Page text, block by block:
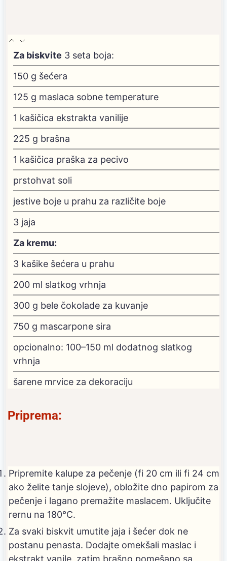
Za biskvite 3 seta boja:
150 g šećera
125 g maslaca sobne temperature
1 kašičica ekstrakta vanilije
225 g brašna
1 kašičica praška za pecivo
prstohvat soli
jestive boje u prahu za različite boje
3 jaja
Za kremu:
3 kašike šećera u prahu
200 ml slatkog vrhnja
300 g bele čokolade za kuvanje
750 g mascarpone sira
opcionalno: 100–150 ml dodatnog slatkog
vrhnja
šarene mrvice za dekoraciju
Priprema:
Pripremite kalupe za pečenje (fi 20 cm ili fi 24 cm
ako želite tanje slojeve), obložite dno papirom za
pečenje i lagano premažite maslacem. Uključite
rernu na 180°C.
Za svaki biskvit umutite jaja i šećer dok ne
postanu penasta. Dodajte omekšali maslac i
ekstrakt vanile, zatim brašno pomešano sa